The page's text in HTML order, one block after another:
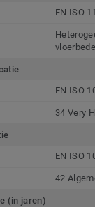
EN ISO
EN ISO
34 Very
EN ISO
42
(in jaren)